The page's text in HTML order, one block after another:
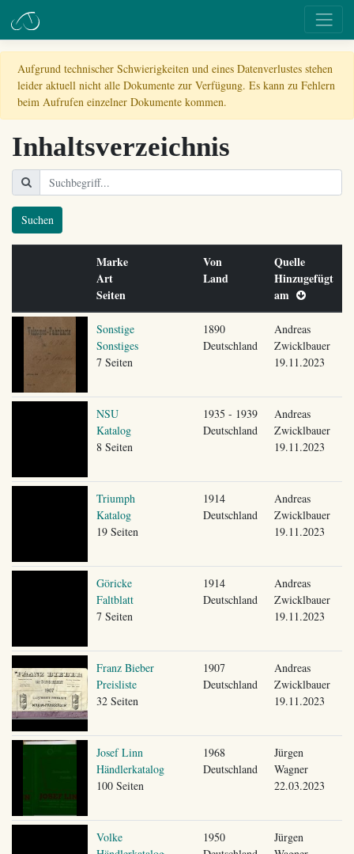
Aufgrund technischer Schwierigkeiten und eines Datenverlustes stehen
leider aktuell nicht alle Dokumente zur Verfügung. Es kann zu Fehlern
beim Aufrufen einzelner Dokumente kommen.
Inhaltsverzeichnis
Suchen
Marke
Art
Seiten
Von
Land
Quelle
Hinzugefügt
am
Sonstige
Sonstiges
7 Seiten
1890
Deutschland
Andreas
Zwicklbauer
19.11.2023
NSU
Katalog
8 Seiten
1935 - 1939
Deutschland
Andreas
Zwicklbauer
19.11.2023
Triumph
Katalog
19 Seiten
1914
Deutschland
Andreas
Zwicklbauer
19.11.2023
Göricke
Faltblatt
7 Seiten
1914
Deutschland
Andreas
Zwicklbauer
19.11.2023
Franz Bieber
Preisliste
32 Seiten
1907
Deutschland
Andreas
Zwicklbauer
19.11.2023
Josef Linn
Händlerkatalog
100 Seiten
1968
Deutschland
Jürgen
Wagner
22.03.2023
Volke
1950
Jürgen